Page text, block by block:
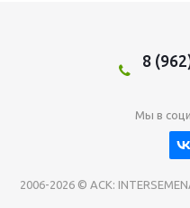
8
Мы в
2006-2026 © АСК: